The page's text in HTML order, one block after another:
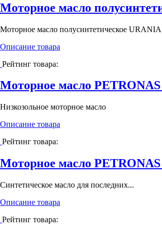
Моторное масло
Моторное масло полусинтетическое
Описание товара
Рейтинг товара:
Моторное масло
Низкозольное моторное масло
Описание товара
Рейтинг товара:
Моторное масло
Синтетическое масло для последних...
Описание товара
Рейтинг товара: